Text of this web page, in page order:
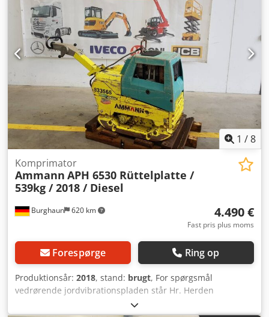
1 /8
Burghaun 620 km
Komprimator
Ammann APH 6530 Rüttelplatte /
539kg / 2018 / Diesel
4.490 €
Fast pris plus moms
Forespørge Ring op
Produktionsår: 2018, stand: brugt, For spørgsmål
vedrørende jordvibrationspladen står Hr. Herden
(telefonnummer på forespørgsel) gerne til rådighed.